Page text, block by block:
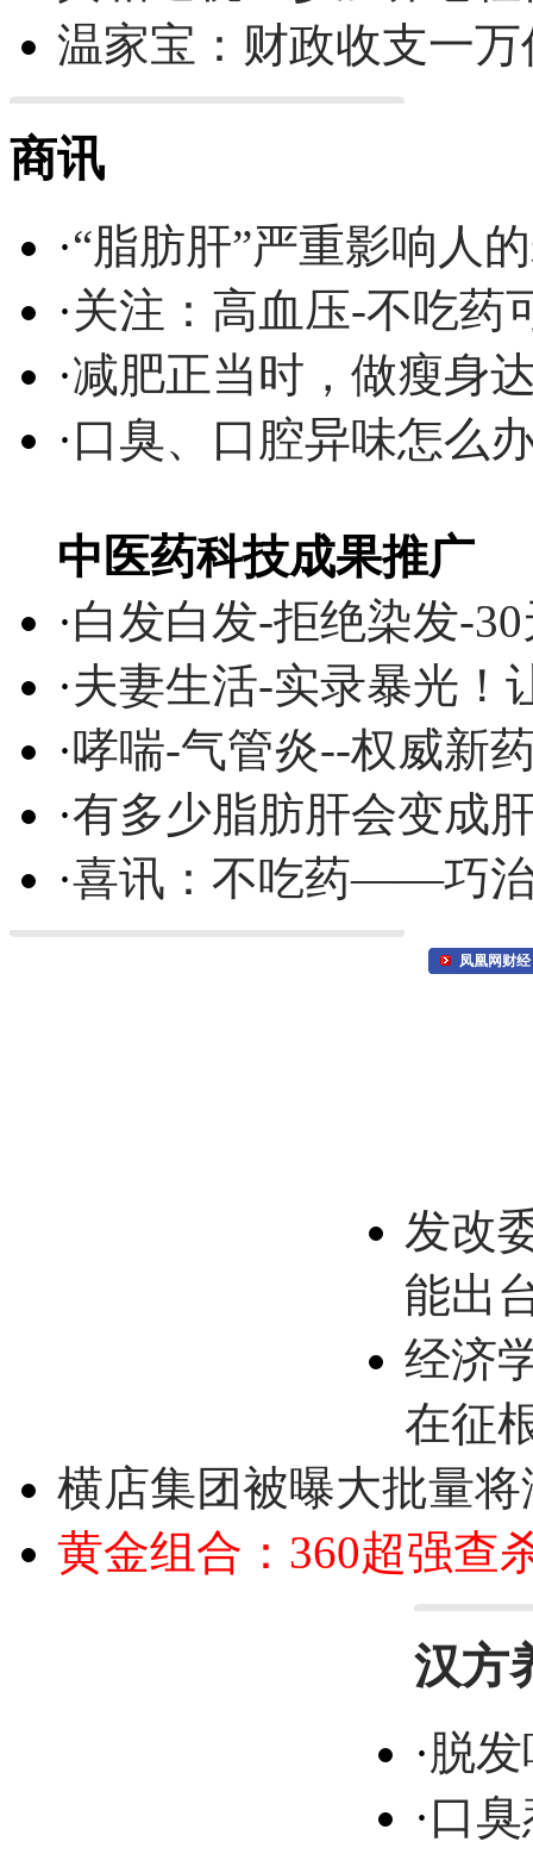
温家宝：财政收支一
商讯
·“脂肪肝”严重影响人
·关注：高血压-不吃药
·减肥正当时，做瘦身
·口臭、口腔异味怎么
中医药科技成果推广
·白发白发-拒绝染发-
·夫妻生活-实录暴光！
·哮喘-气管炎--权威新
·有多少脂肪肝会变成
·喜讯：不吃药——巧
凤凰网财经
发改
能出
经济
在征
横店集团被曝大批量
黄金组合：360超强查
汉方
·脱
·口